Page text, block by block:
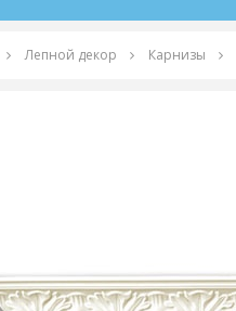
Лепной декор Карнизы